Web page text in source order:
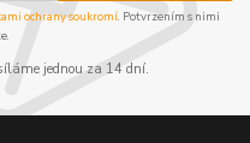
ochrany soukromí. Potvrzením s nimi
jednou za 14 dní.